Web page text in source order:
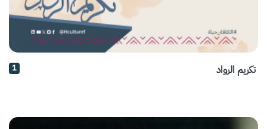
تكريم الرواد 1